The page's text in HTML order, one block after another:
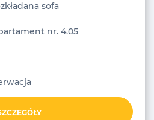
sofa
nr. 4.05